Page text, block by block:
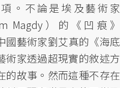
。不論是埃及藝術家
Magdy）的《凹痕》
國藝術家劉艾真的《海底
術家透過超現實的敘述方
的故事。然而這種不存在